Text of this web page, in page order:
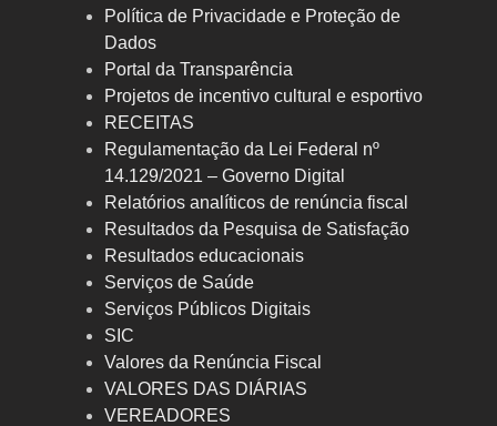
Política de Privacidade e Proteção de
Dados
Portal da Transparência
Projetos de incentivo cultural e esportivo
RECEITAS
Regulamentação da Lei Federal nº
14.129/2021 – Governo Digital
Relatórios analíticos de renúncia fiscal
Resultados da Pesquisa de Satisfação
Resultados educacionais
Serviços de Saúde
Serviços Públicos Digitais
SIC
Valores da Renúncia Fiscal
VALORES DAS DIÁRIAS
VEREADORES